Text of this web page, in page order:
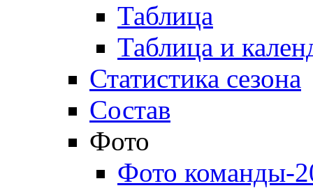
Таблица
Таблица и
Статистика сезона
Состав
Фото
Фото команды-